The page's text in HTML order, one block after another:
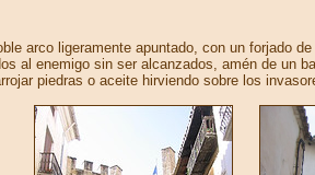
arco ligeramente apuntado, con un forjado
al enemigo sin ser alcanzados, amén de un
piedras o aceite hirviendo sobre los